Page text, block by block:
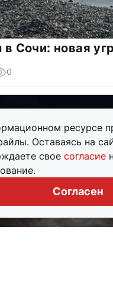
ресурсе
Оставаясь на
свое согласие
Согласен
Сочи: новая
0